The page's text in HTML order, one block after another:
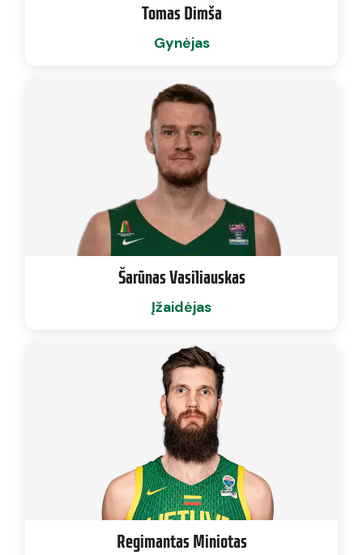
Tomas Dimša
Gynėjas
Šarūnas Vasiliauskas
Įžaidėjas
Regimantas Miniotas